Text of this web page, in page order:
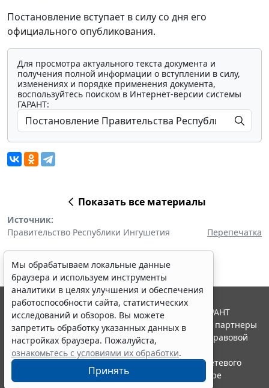
Постановление вступает в силу со дня его
официального опубликования.
Для просмотра актуального текста документа и
получения полной информации о вступлении в силу,
изменениях и порядке применения документа,
воспользуйтесь поиском в Интернет-версии системы
ГАРАНТ:
Показать все материалы
Источник:
Правительство Республики Ингушетия
Перепечатка
Мы обрабатываем локальные данные
браузера и используем инструменты
аналитики в целях улучшения и обеспечения
работоспособности сайта, статистических
исследований и обзоров. Вы можете
запретить обработку указанных данных в
настройках браузера. Пожалуйста,
ознакомьтесь с условиями их обработки.
Принять
© ООО "НПП "ГАРАНТ-СЕРВИС", 2026. Система ГАРАНТ
выпускается с 1990 года. Компания "Гарант" и ее партнеры
являются участниками Российской ассоциации правовой
информации ГАРАНТ.
Портал ГАРАНТ.РУ зарегистрирован в качестве сетевого
издания Федеральной службой по надзору в сфере